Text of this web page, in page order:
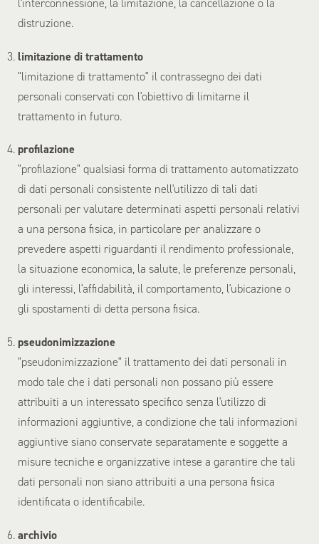
l'interconnessione, la limitazione, la cancellazione o la
distruzione.
limitazione di trattamento
"limitazione di trattamento" il contrassegno dei dati
personali conservati con l'obiettivo di limitarne il
trattamento in futuro.
profilazione
"profilazione" qualsiasi forma di trattamento automatizzato
di dati personali consistente nell'utilizzo di tali dati
personali per valutare determinati aspetti personali relativi
a una persona fisica, in particolare per analizzare o
prevedere aspetti riguardanti il rendimento professionale,
la situazione economica, la salute, le preferenze personali,
gli interessi, l'affidabilità, il comportamento, l'ubicazione o
gli spostamenti di detta persona fisica.
pseudonimizzazione
"pseudonimizzazione" il trattamento dei dati personali in
modo tale che i dati personali non possano più essere
attribuiti a un interessato specifico senza l'utilizzo di
informazioni aggiuntive, a condizione che tali informazioni
aggiuntive siano conservate separatamente e soggette a
misure tecniche e organizzative intese a garantire che tali
dati personali non siano attribuiti a una persona fisica
identificata o identificabile.
archivio